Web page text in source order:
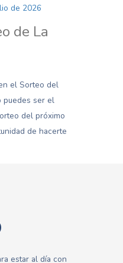
de 2026
de La
el Sorteo del
puedes ser el
del próximo
de hacerte
estar al día con